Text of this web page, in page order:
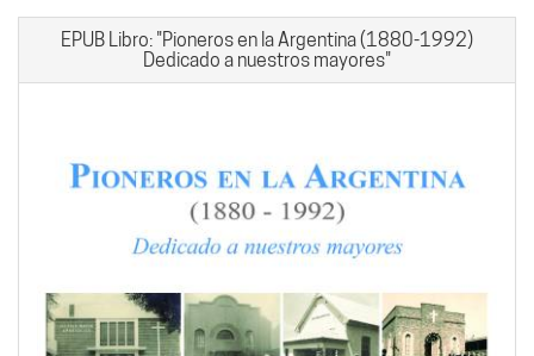
EPUB Libro: "Pioneros en la Argentina (1880-1992)
Dedicado a nuestros mayores"